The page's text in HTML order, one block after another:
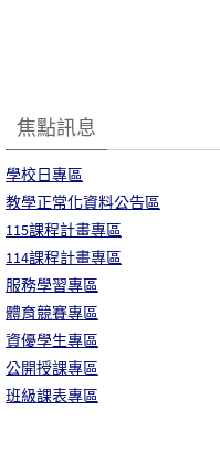
焦點訊息
學校日專區
教學正常化資料公告區
115課程計畫專區
114課程計畫專區
服務學習專區
體育競賽專區
資優學生專區
公開授課專區
班級課表專區